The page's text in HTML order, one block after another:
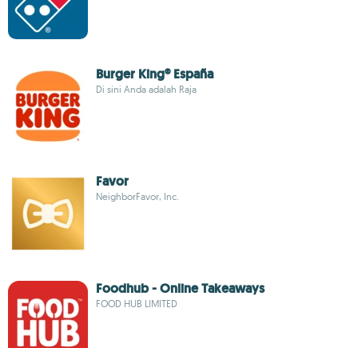
Burger King® España
Di sini Anda adalah Raja
Favor
NeighborFavor, Inc.
Foodhub - Online Takeaways
FOOD HUB LIMITED